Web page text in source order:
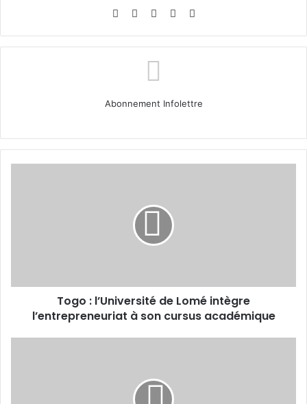
WebsiteFacebook
X Linkedin
Abonnement Infolettre
son
académique
Togo : l’Université de Lomé intègre
l’entrepreneuriat à son cursus académique